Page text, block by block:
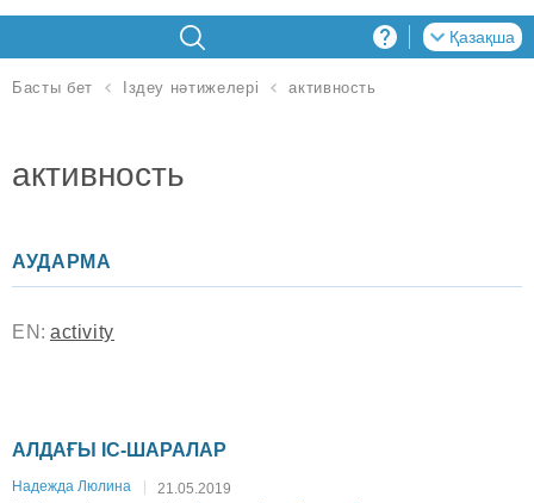
Қазақша
Басты бет Іздеу нәтижелері активность
активность
АУДАРМА
EN: activity
АЛДАҒЫ ІС-ШАРАЛАР
Надежда Люлина
21.05.2019